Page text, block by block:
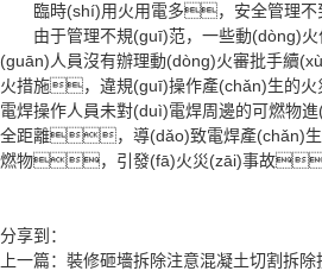
臨時(shí)用火用電多，安全管理
由于管理不規(guī)范，一些動(dòng)
(guān)人員沒有辦理動(dòng)火審批手續
火措施，違規(guī)操作產(chǎn)生的
電焊操作人員未對(duì)電焊周邊的可燃
全距離，導(dǎo)致電焊產(chǎn)生
燃物，引發(fā)火災(zāi)事故
分享到：
上一篇： 裝修砸墻拆除注意混凝土切割拆除